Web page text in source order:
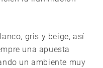
gris y beige, así
una apuesta
un ambiente muy